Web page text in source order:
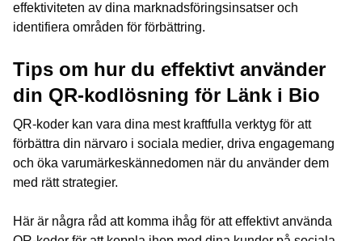
effektiviteten av dina marknadsföringsinsatser och
identifiera områden för förbättring.
Tips om hur du effektivt använder
din QR-kodlösning för Länk i Bio
QR-koder kan vara dina mest kraftfulla verktyg för att
förbättra din närvaro i sociala medier, driva engagemang
och öka varumärkeskännedomen när du använder dem
med rätt strategier.
Här är några råd att komma ihåg för att effektivt använda